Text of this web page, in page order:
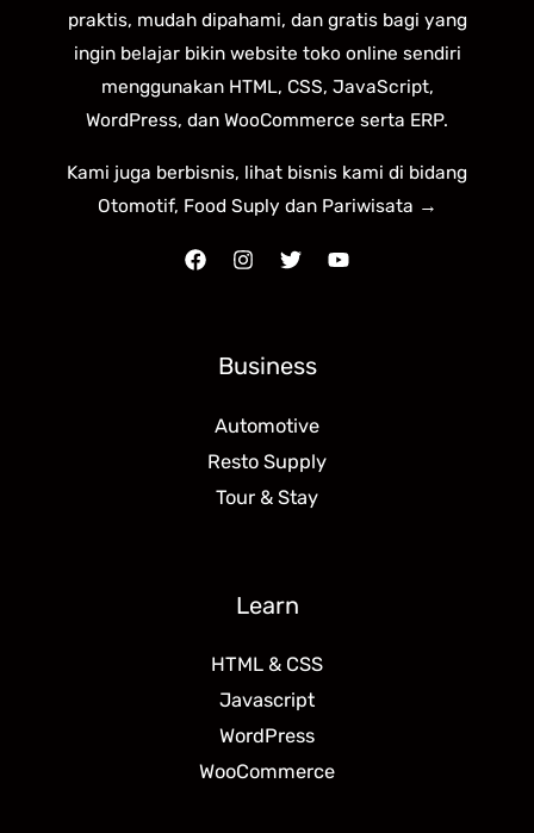
praktis, mudah dipahami, dan gratis bagi yang
ingin belajar bikin website toko online sendiri
menggunakan HTML, CSS, JavaScript,
WordPress, dan WooCommerce serta ERP.
Kami juga berbisnis, lihat bisnis kami di bidang
Otomotif, Food Suply dan Pariwisata →
Business
Automotive
Resto Supply
Tour & Stay
Learn
HTML & CSS
Javascript
WordPress
WooCommerce